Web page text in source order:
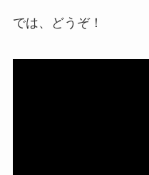
では、どうぞ！